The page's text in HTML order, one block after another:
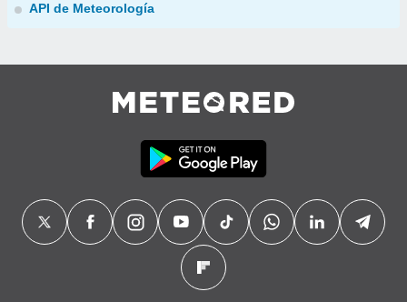
API de Meteorología